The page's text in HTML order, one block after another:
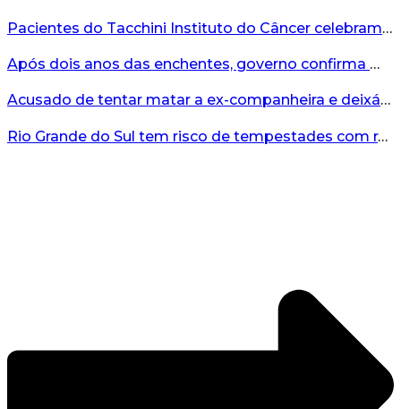
Pacientes do Tacchini Instituto do Câncer celebram Dia dos Pais com cuidado e relaxamento...
Após dois anos das enchentes, governo confirma mais de R$19 milhões para nova ponte no Vale do Taquari...
Acusado de tentar matar a ex-companheira e deixá-la paraplégica é condenado na Serra Gaúcha...
Rio Grande do Sul tem risco de tempestades com rajadas de ventos nos próximos dias...